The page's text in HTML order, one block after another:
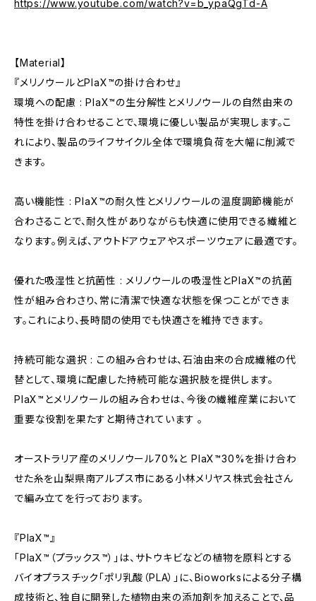
https://www.youtube.com/watch?v=b_ypaQgTd-A
【Material】
『メリノウールとPlaX™の掛け合わせ』
環境への配慮 : PlaX™の生分解性とメリノウールの自然由来の
特性を掛け合わせることで、環境に優しい製品が実現します。こ
れにより、製品のライフサイクル全体で環境負荷を大幅に削減で
きます。
高い機能性 : PlaX™の耐久性とメリノウールの温度調節機能が
合わさることで、耐久性がありながらも快適に使用できる繊維と
なります。例えば、アウトドアウェアやスポーツウェアに最適です。
優れた吸湿性と抗菌性 : メリノウールの吸湿性とPlaX™の抗菌
性が組み合わさり、常に清潔で快適な状態を保つことができま
す。これにより、長時間の使用でも快適さを維持できます。
持続可能な選択 : この組み合わせは、石油由来の合成繊維の代
替として、環境に配慮した持続可能な選択肢を提供します。
PlaX™とメリノウールの組み合わせは、今後の繊維産業において
重要な役割を果たすと期待されています​ 。
オーストラリア産のメリノウール70%と PlaX™30%を掛け合わ
せた糸を山梨県南アルプス市にある小林メリヤス株式会社さん
で編み立てを行っております。
『PlaX™』
「PlaX™（プラックス™）」は、サトウキビなどの植物を原料とする
バイオプラスチック「ポリ乳酸（PLA）」に、Bioworksによる分子構
成技術と、独自に開発した植物由来の添加剤を加えることで、品